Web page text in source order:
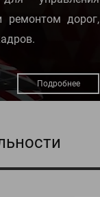
ремонтом дорог,
Подробнее